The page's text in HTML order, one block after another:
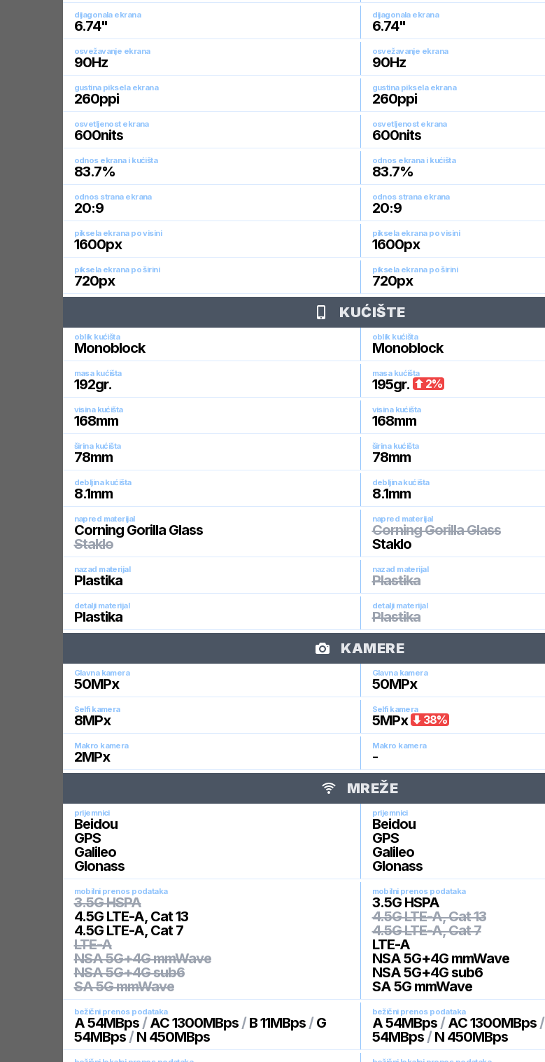
dijagonala ekrana
6.74"
dijagonala ekrana
6.74"
osvežavanje ekrana
90Hz
osvežavanje ekrana
90Hz
gustina piksela ekrana
260ppi
gustina piksela ekrana
260ppi
osvetljenost ekrana
600nits
osvetljenost ekrana
600nits
odnos ekrana i kućišta
83.7%
odnos ekrana i kućišta
83.7%
odnos strana ekrana
20:9
odnos strana ekrana
20:9
piksela ekrana po visini
1600px
piksela ekrana po visini
1600px
piksela ekrana po širini
720px
piksela ekrana po širini
720px
KUĆIŠTE
oblik kućišta
Monoblock
oblik kućišta
Monoblock
masa kućišta
192gr.
masa kućišta
195gr. 2%
visina kućišta
168mm
visina kućišta
168mm
širina kućišta
78mm
širina kućišta
78mm
debljina kućišta
8.1mm
debljina kućišta
8.1mm
napred materijal
Corning Gorilla Glass
Staklo
napred materijal
Corning Gorilla Glass
Staklo
nazad materijal
Plastika
nazad materijal
Plastika
detalji materijal
Plastika
detalji materijal
Plastika
KAMERE
Glavna kamera
50MPx
Glavna kamera
50MPx
Selfi kamera
8MPx
Selfi kamera
5MPx 38%
Makro kamera
2MPx
Makro kamera
-
MREŽE
prijemnici
Beidou
GPS
Galileo
Glonass
prijemnici
Beidou
GPS
Galileo
Glonass
mobilni prenos podataka
3.5G HSPA
4.5G LTE-A, Cat 13
4.5G LTE-A, Cat 7
LTE-A
NSA 5G+4G mmWave
NSA 5G+4G sub6
SA 5G mmWave
mobilni prenos podataka
3.5G HSPA
4.5G LTE-A, Cat 13
4.5G LTE-A, Cat 7
LTE-A
NSA 5G+4G mmWave
NSA 5G+4G sub6
SA 5G mmWave
bežični prenos podataka
A 54MBps/ AC 1300MBps/ B 11MBps/ G
54MBps/ N 450MBps
bežični prenos podataka
A 54MBps/ AC 1300MBps/
54MBps/ N 450MBps